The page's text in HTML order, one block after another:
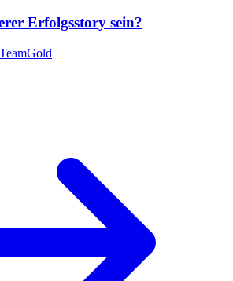
Erfolgsstory sein?